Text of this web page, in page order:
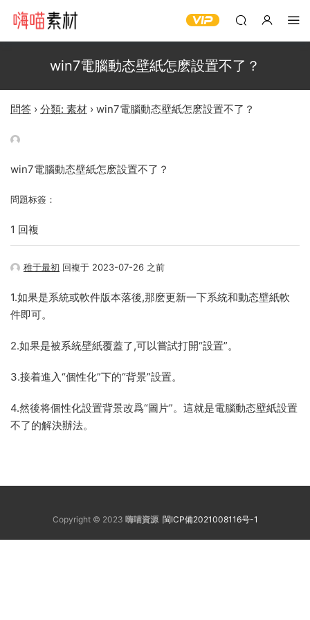
win7電腦動态壁紙怎麽設置不了？
問答 › 分類: 素材 › win7電腦動态壁紙怎麽設置不了？
win7電腦動态壁紙怎麽設置不了？
問題标簽：
1 回複
稚于最初 回複于 2023-07-26 之前
1.如果是系統或軟件版本落後,那麽更新一下系統和動态壁紙軟
件即可。
2.如果是被系統壁紙覆蓋了,可以嘗試打開“設置”。
3.接着進入“個性化”下的“背景”設置。
4.然後将個性化設置背景改爲“圖片”。這就是電腦動态壁紙設置
不了的解決辦法。
Copyright © 2023 嗨喵資源 閩ICP備2021008116号-1